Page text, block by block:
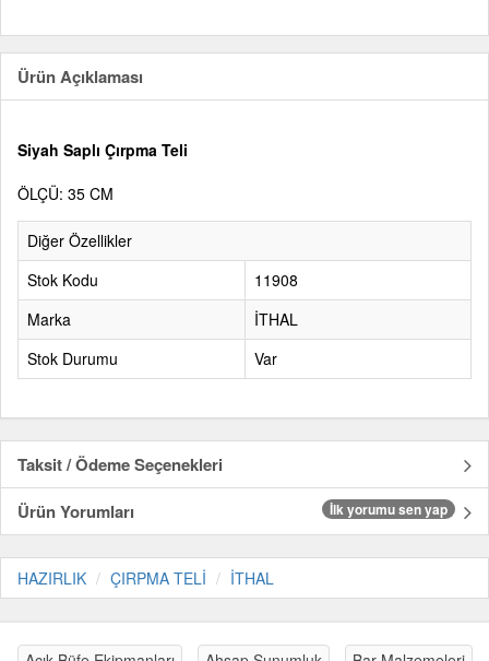
Ürün Açıklaması
Siyah Saplı Çırpma Teli
ÖLÇÜ: 35 CM
Diğer Özellikler
Stok Kodu
11908
Marka
İTHAL
Stok Durumu
Var
Taksit / Ödeme Seçenekleri
Ürün Yorumları
İlk yorumu sen yap
HAZIRLIK ÇIRPMA TELİ İTHAL